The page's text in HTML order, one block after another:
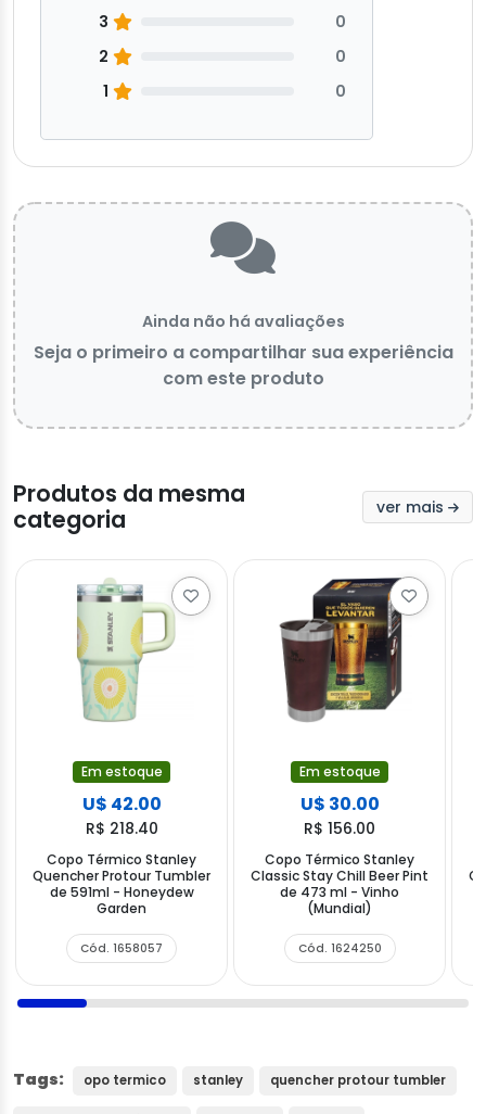
3
0
2
0
1
0
Ainda não há avaliações
Seja o primeiro a compartilhar sua experiência
com este produto
Produtos da mesma
categoria
ver mais
Em estoque
U$ 42.00
R$ 218.40
Copo Térmico Stanley
Quencher Protour Tumbler
de 591ml - Honeydew
Garden
Cód. 1658057
Em estoque
U$ 30.00
R$ 156.00
Copo Térmico Stanley
Classic Stay Chill Beer Pint
de 473 ml - Vinho
(Mundial)
Cód. 1624250
Tags: opo termico stanley quencher protour tumbler